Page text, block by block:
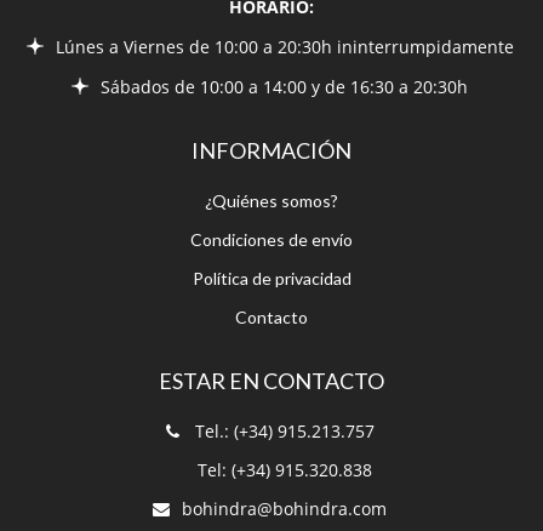
Lúnes a Viernes de 10:00 a 20:30h ininterrumpidamente
Sábados de 10:00 a 14:00 y de 16:30 a 20:30h
Condiciones de envío
Política de privacidad
Contacto
Tel.: (+34) 915.213.757
Tel: (+34) 915.320.838
bohindra@bohindra.com
C/ de la Paz 15, 28012 Madrid (España)